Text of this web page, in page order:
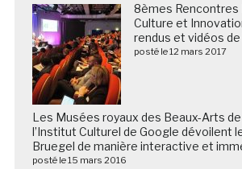
8èmes Rencontres
Culture et
rendus et vidéos de
posté le 12 mars 2017
Les Musées royaux des Beaux-Arts
l’Institut Culturel de Google dévoilent
Bruegel de manière interactive et
posté le 15 mars 2016